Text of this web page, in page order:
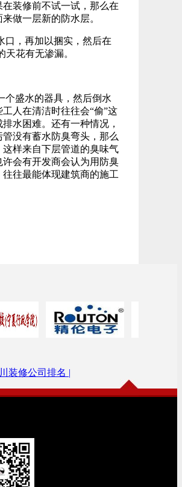
装修前不试一试，那么在
做一层新的防水层。
口，再加以捆实，然后在
花有无渗漏。
盛水的器具，然后倒水
人在清洁时往往会“偷”这
水困难。还有一种情况，
没有蓄水防臭弯头，那么
样来自下层管道的臭味气
会有开发商会认为用防臭
往最能体现建筑商的施工
装修公司排名 |